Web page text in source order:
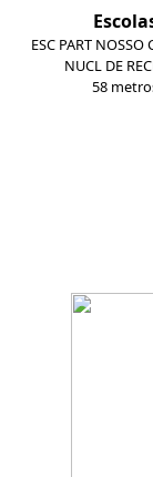
ESC PART NOSSO
NUCL DE
58